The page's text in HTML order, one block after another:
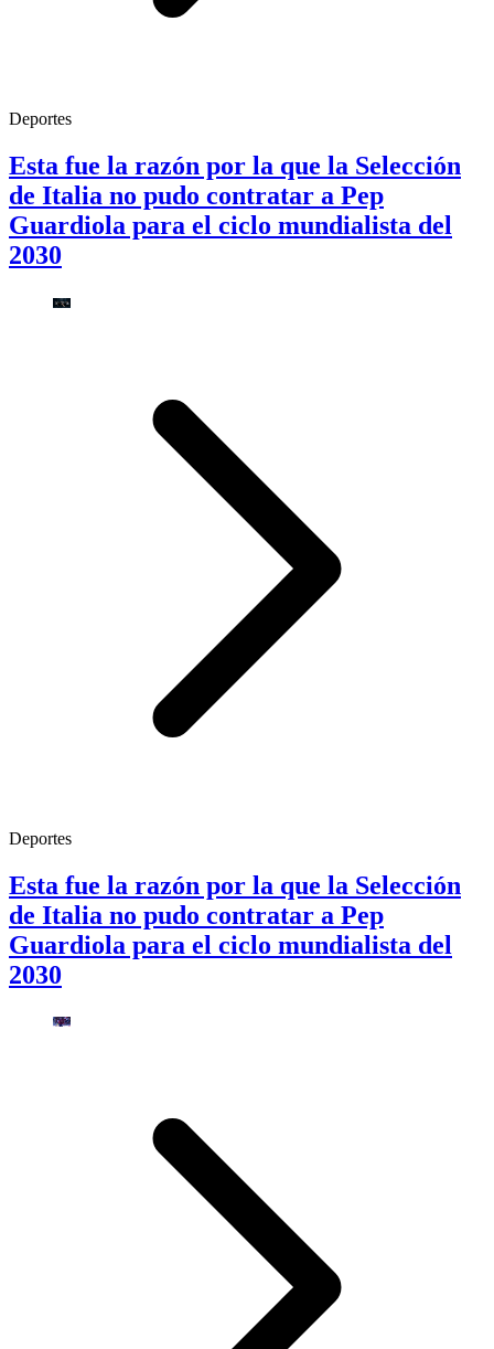
Deportes
Esta fue la razón por la que la Selección
de Italia no pudo contratar a Pep
Guardiola para el ciclo mundialista del
2030
Deportes
Esta fue la razón por la que la Selección
de Italia no pudo contratar a Pep
Guardiola para el ciclo mundialista del
2030